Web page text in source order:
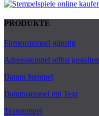
PRODUKTE
Firmenstempel günstig
Adressstempel selbst gestalten
Datum Stempel
Datumstempel mit Text
Textstempel